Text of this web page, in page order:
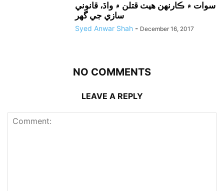
سوات ۾ ڪارنهن هيٺ قتلن ۾ واڌ، قانوني
سازي جي گهر
Syed Anwar Shah - December 16, 2017
NO COMMENTS
LEAVE A REPLY